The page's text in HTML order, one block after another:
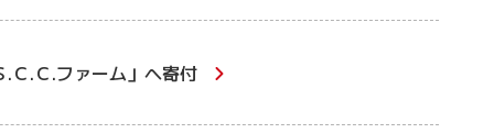
Ｃ.Ｃ.ファーム」へ寄付